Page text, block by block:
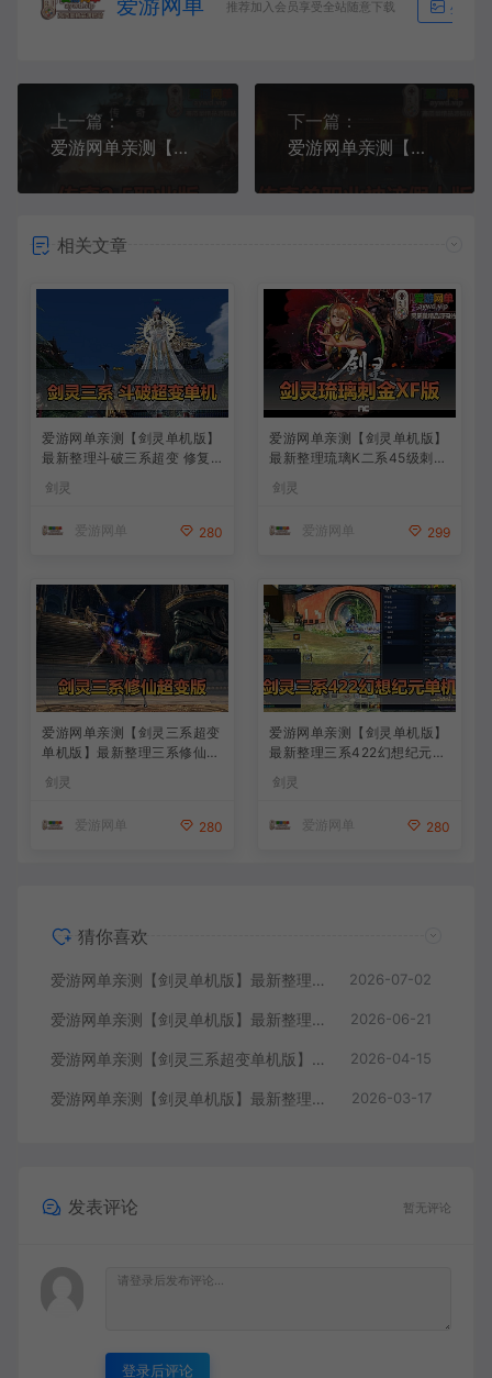
爱游网单 推荐加入会员享受全站随意下载 生成海
上一篇：
爱游网单亲测【传奇2单机版】5职业 PC 手游双端 支持家庭局域网 GM物品后台命令 免虚拟机一键启动 视频安装教学
下一篇：
爱游网单亲测【传奇单机版】最新整理神迹专属神器单职业微变传奇 超智能假人翎风引擎 带文字攻略 一键启动 视频安装教学
相关文章
爱游网单亲测【剑灵单机版】
最新整理斗破三系超变 修复4
伤 切割 无限内力 特色装备 内
键端 通用单机安装教学
剑灵
爱游网单 280
爱游网单亲测【剑灵单机版】
最新整理琉璃K二系45级刺金
工具 视频安装教学 虚拟机一
剑灵
爱游网单 299
爱游网单亲测【剑灵三系超变
单机版】最新整理三系修仙超
宝石 特色修仙buff 减CD 免
套掉落表 视频安装教学虚拟
剑灵
爱游网单 280
爱游网单亲测【剑灵单机版】
最新整理三系422幻想纪元超
喷火 喷风 次元卡牌 虚拟机端
剑灵
爱游网单 280
猜你喜欢
爱游网单亲测【剑灵单机版】最新整理斗破三系超变 修复4049 支持WIN11属性时装 亿伤 切割 无限内力 特色装备 内置GM单人群组变身 虚拟机一键端 通用单机安装教学 2026-07-02
爱游网单亲测【剑灵单机版】最新整理琉璃K二系45级刺金版 完整武器进化树 配套GM工具 视频安装教学 虚拟机一键端 2026-06-21
爱游网单亲测【剑灵三系超变单机版】最新整理三系修仙超变仙缘5.0 麻痹属性翅膀 麻痹宝石 特色修仙buff 减CD 免控 重置技能 丰富时装自由 配套掉落表 视频安装教学虚拟机端 2026-04-15
爱游网单亲测【剑灵单机版】最新整理三系422幻想纪元超变 带星术 个性称号 属性时装 喷火 喷风 次元卡牌 虚拟机端 视频教学 2026-03-17
发表评论 暂无评论
登录后评论